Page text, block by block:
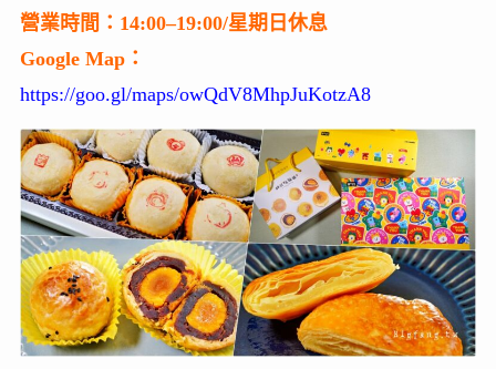
營業時間：14:00–19:00/星期日休息
Google Map：
https://goo.gl/maps/owQdV8MhpJuKotzA8